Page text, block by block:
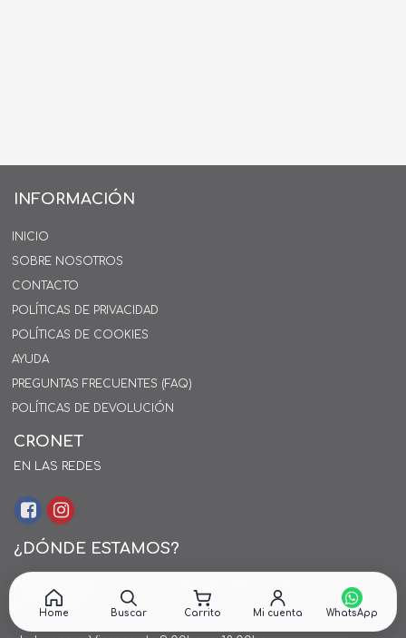
INFORMACIÓN
INICIO
SOBRE NOSOTROS
CONTACTO
POLÍTICAS DE PRIVACIDAD
POLÍTICAS DE COOKIES
AYUDA
PREGUNTAS FRECUENTES (FAQ)
POLÍTICAS DE DEVOLUCIÓN
CRONET
EN LAS REDES
¿DÓNDE ESTAMOS?
Alejo Rossell y Rius 1695, Montevideo, Uruguay
26 242424*
Home Buscar Carrito Mi cuenta